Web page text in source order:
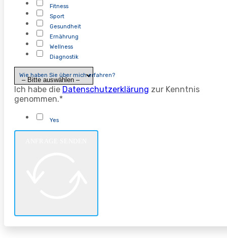
Fitness
Sport
Gesundheit
Ernährung
Wellness
Diagnostik
Wie haben Sie über mich erfahren?
Ich habe die Datenschutzerklärung zur Kenntnis
genommen.*
Yes